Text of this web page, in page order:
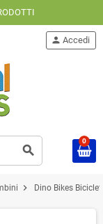
search
person Accedi
0
chevron_right Dino Bikes